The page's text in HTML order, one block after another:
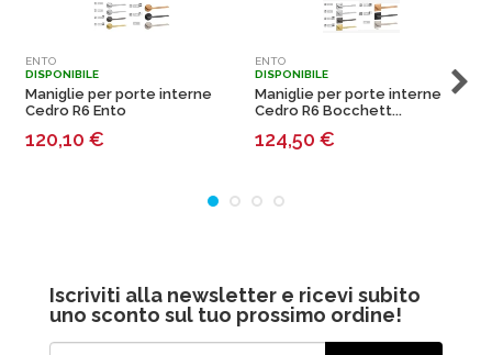
ENTO
DISPONIBILE
Maniglie per porte interne
Cedro R6 Ento
120,10 €
ENTO
DISPONIBILE
Maniglie per porte interne
Cedro R6 Bocchett...
124,50 €
Iscriviti alla newsletter e ricevi subito
uno sconto sul tuo prossimo ordine!